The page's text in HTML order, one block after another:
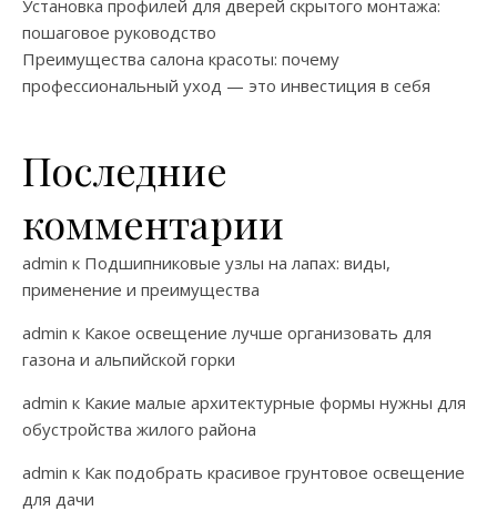
Установка профилей для дверей скрытого монтажа:
пошаговое руководство
Преимущества салона красоты: почему
профессиональный уход — это инвестиция в себя
Последние
комментарии
admin к Подшипниковые узлы на лапах: виды,
применение и преимущества
admin к Какое освещение лучше организовать для
газона и альпийской горки
admin к Какие малые архитектурные формы нужны для
обустройства жилого района
admin к Как подобрать красивое грунтовое освещение
для дачи